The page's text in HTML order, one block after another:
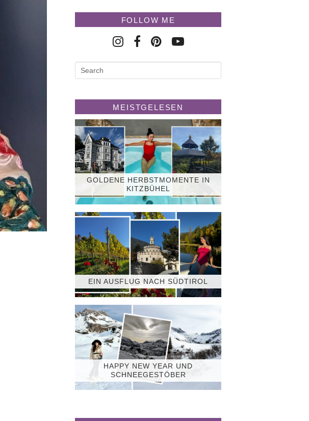
FOLLOW ME
MEISTGELESEN
GOLDENE HERBSTMOMENTE IN
KITZBÜHEL
EIN AUSFLUG NACH SÜDTIROL
HAPPY NEW YEAR UND
SCHNEEGESTÖBER